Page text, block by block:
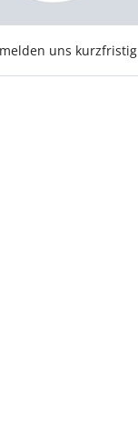
uns kurzfristig